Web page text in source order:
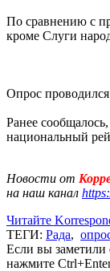
По сравнению с
кроме Слуги
Опрос проводился
Ранее
национальный
Новости от
на наш канал
Читайте
ТЕГИ: Рада,
Если вы заметили
нажмите